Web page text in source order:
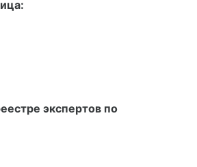
экспертов по